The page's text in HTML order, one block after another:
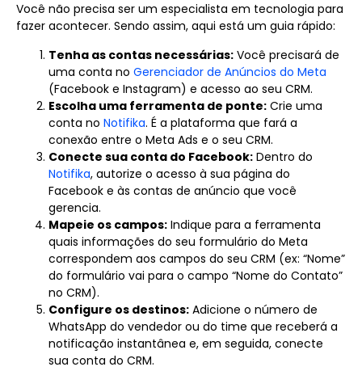
Você não precisa ser um especialista em tecnologia para
fazer acontecer. Sendo assim, aqui está um guia rápido:
Tenha as contas necessárias: Você precisará de
uma conta no Gerenciador de Anúncios do Meta
(Facebook e Instagram) e acesso ao seu CRM.
Escolha uma ferramenta de ponte: Crie uma
conta no Notifika. É a plataforma que fará a
conexão entre o Meta Ads e o seu CRM.
Conecte sua conta do Facebook: Dentro do
Notifika, autorize o acesso à sua página do
Facebook e às contas de anúncio que você
gerencia.
Mapeie os campos: Indique para a ferramenta
quais informações do seu formulário do Meta
correspondem aos campos do seu CRM (ex: “Nome”
do formulário vai para o campo “Nome do Contato”
no CRM).
Configure os destinos: Adicione o número de
WhatsApp do vendedor ou do time que receberá a
notificação instantânea e, em seguida, conecte
sua conta do CRM.